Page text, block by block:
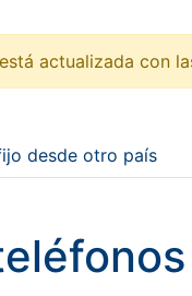
actualizada con
desde otro país